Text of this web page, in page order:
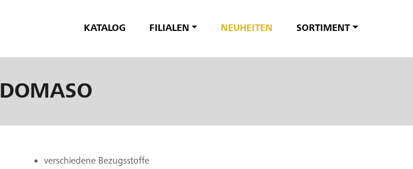
KATALOG FILIALEN NEUHEITEN SORTIMENT
DOMASO
verschiedene Bezugsstoffe